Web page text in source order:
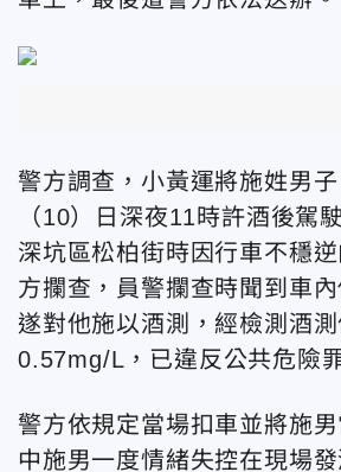
警方調查，小黃運將施姓男
（10）日深夜11時許酒後駕
深坑區松柏街時因行車不穩
方攔查，員警攔查時聞到車內
遂對他施以酒測，經檢測酒
0.57mg/L，已違反公共危險
警方依規定當場扣車並將施
中施男一度情緒失控在現場